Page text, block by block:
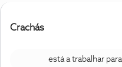
Crachás
está a trabalhar